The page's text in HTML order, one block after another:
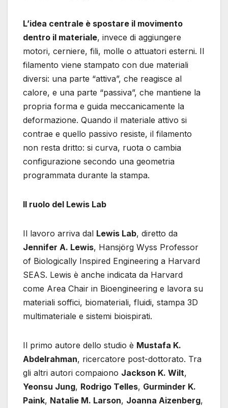
L’idea centrale è spostare il movimento
dentro il materiale, invece di aggiungere
motori, cerniere, fili, molle o attuatori esterni. Il
filamento viene stampato con due materiali
diversi: una parte “attiva”, che reagisce al
calore, e una parte “passiva”, che mantiene la
propria forma e guida meccanicamente la
deformazione. Quando il materiale attivo si
contrae e quello passivo resiste, il filamento
non resta dritto: si curva, ruota o cambia
configurazione secondo una geometria
programmata durante la stampa.
Il ruolo del Lewis Lab
Il lavoro arriva dal Lewis Lab, diretto da
Jennifer A. Lewis, Hansjörg Wyss Professor
of Biologically Inspired Engineering a Harvard
SEAS. Lewis è anche indicata da Harvard
come Area Chair in Bioengineering e lavora su
materiali soffici, biomateriali, fluidi, stampa 3D
multimateriale e sistemi bioispirati.
Il primo autore dello studio è Mustafa K.
Abdelrahman, ricercatore post-dottorato. Tra
gli altri autori compaiono Jackson K. Wilt,
Yeonsu Jung, Rodrigo Telles, Gurminder K.
Paink, Natalie M. Larson, Joanna Aizenberg,